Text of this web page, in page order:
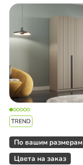
По вашим размерам
Цвета на заказ